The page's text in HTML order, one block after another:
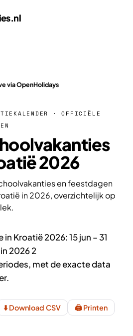
.nl
via OpenHolidays
· OFFICIËLE
2026
en feestdagen
in 2026, overzichtelijk op
Kroatië 2026: 15 jun – 31
2026 2
met de exacte data
⬇️ Download CSV 🖨️ Printen